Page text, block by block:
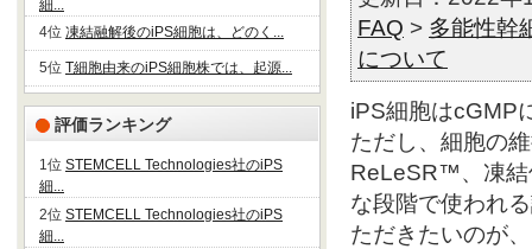
細...
4位 凍結融解後のiPS細胞は、どのく...
5位 T細胞由来のiPS細胞株では、起源...
評価ランキング
1位 STEMCELL Technologies社のiPS
細...
2位 STEMCELL Technologies社のiPS
細...
FAQ > 多能性幹
について
iPS細胞はcGMP
ただし、細胞の
ReLeSR™、凍結
な段階で使われ
ただきたいのが